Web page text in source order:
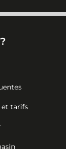
et tarifs